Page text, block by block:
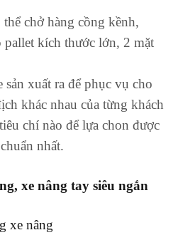
chở hàng cồng kềnh,
kích thước lớn, 2 mặt
xuất ra để phục vụ cho
khác nhau của từng khách
chí nào để lựa chon được
nhất.
xe nâng tay siêu ngắn
xe nâng